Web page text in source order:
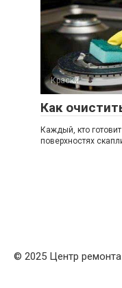
Краски
Как
Каждый, кто
поверхностях
© 2025 Центр ремонта